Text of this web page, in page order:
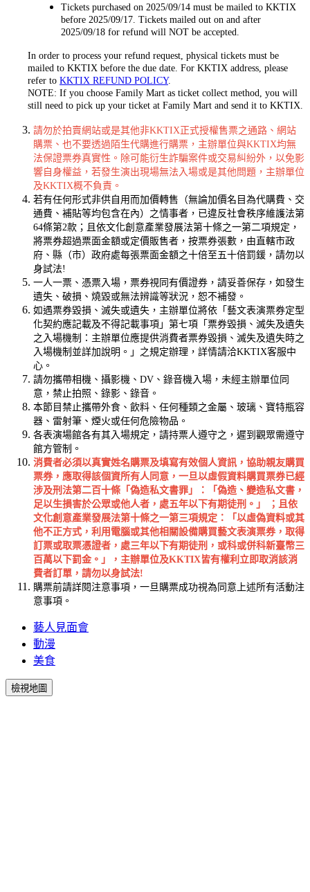
Tickets purchased on 2025/09/14 must be mailed to KKTIX
before 2025/09/17. Tickets mailed out on and after
2025/09/18 for refund will NOT be accepted.
In order to process your refund request, physical tickets must be
mailed to KKTIX before the due date. For KKTIX address, please
refer to KKTIX REFUND POLICY.
NOTE: If you choose Family Mart as ticket collect method, you will
still need to pick up your ticket at Family Mart and send it to KKTIX.
請勿於拍賣網站或是其他非KKTIX正式授權售票之通路、網站
購票、也不要透過陌生代購進行購票，主辦單位與KKTIX均無
法保證票券真實性。除可能衍生詐騙案件或交易糾紛外，以免影
響自身權益，若發生演出現場無法入場或是其他問題，主辦單位
及KKTIX概不負責。
若有任何形式非供自用而加價轉售（無論加價名目為代購費、交
通費、補貼等均包含在內）之情事者，已違反社會秩序維護法第
64條第2款；且依文化創意產業發展法第十條之一第二項規定，
將票券超過票面金額或定價販售者，按票券張數，由直轄市政
府、縣（市）政府處每張票面金額之十倍至五十倍罰鍰，請勿以
身試法!
一人一票、憑票入場，票券視同有價證券，請妥善保存，如發生
遺失、破損、燒毀或無法辨識等狀況，恕不補發。
如遇票券毀損、滅失或遺失，主辦單位將依「藝文表演票券定型
化契約應記載及不得記載事項」第七項「票券毀損、滅失及遺失
之入場機制：主辦單位應提供消費者票券毀損、滅失及遺失時之
入場機制並詳加說明。」之規定辦理，詳情請洽KKTIX客服中
心。
請勿攜帶相機、攝影機、DV、錄音機入場，未經主辦單位同
意，禁止拍照、錄影、錄音。
本節目禁止攜帶外食、飲料、任何種類之金屬、玻璃、寶特瓶容
器、雷射筆、煙火或任何危險物品。
各表演場館各有其入場規定，請持票人遵守之，遲到觀眾需遵守
館方管制。
消費者必須以真實姓名購票及填寫有效個人資訊，協助親友購買
票券，應取得該個資所有人同意，一旦以虛假資料購買票券已經
涉及刑法第二百十條「偽造私文書罪」：「偽造、變造私文書，
足以生損害於公眾或他人者，處五年以下有期徒刑。」
；且依
文化創意產業發展法第十條之一第三項規定：「以虛偽資料或其
他不正方式，利用電腦或其他相關設備購買藝文表演票券，取得
訂票或取票憑證者，處三年以下有期徒刑，或科或併科新臺幣三
百萬以下罰金。」，主辦單位及KKTIX皆有權利立即取消該消
費者訂單，請勿以身試法!
購票前請詳閱注意事項，一旦購票成功視為同意上述所有活動注
意事項。
藝人見面會
動漫
美食
檢視地圖